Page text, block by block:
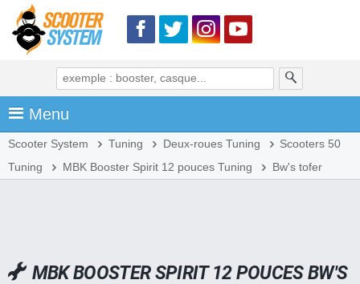
Menu
Scooter System Tuning Deux-roues Tuning
Scooters 50
Tuning
MBK Booster Spirit 12 pouces Tuning Bw's tofer
MBK BOOSTER SPIRIT 12 POUCES BW'S